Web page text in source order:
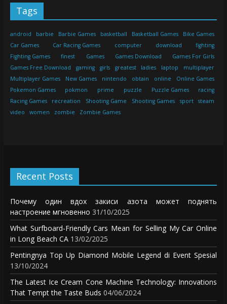
Tags
android barbie Barbie Games basketball Basketball Games
Bike Games
Car Games
Car Racing Games computer download
fighting
Fighting Games
finest Games Games Download
Games For Girls
Games Free Download
gaming girls greatest ladies laptop
multiplayer
Multiplayer Games
New Games nintendo obtain online
Online Games
Pokemon Games
pokmon prime puzzle Puzzle Games
racing
Racing Games
recreation Shooting Game Shooting Games sport
steam
video
women zombie Zombie Games
Recent Posts
Почему один вдох закиси азота может поднять
настроение мгновенно 31/10/2025
What Surfboard-Friendly Cars Mean for Selling My Car Online
in Long Beach CA 13/02/2025
Pentingnya Top Up Diamond Mobile Legend di Event Spesial
13/10/2024
The Latest Ice Cream Cone Machine Technology: Innovations
That Tempt the Taste Buds 04/06/2024